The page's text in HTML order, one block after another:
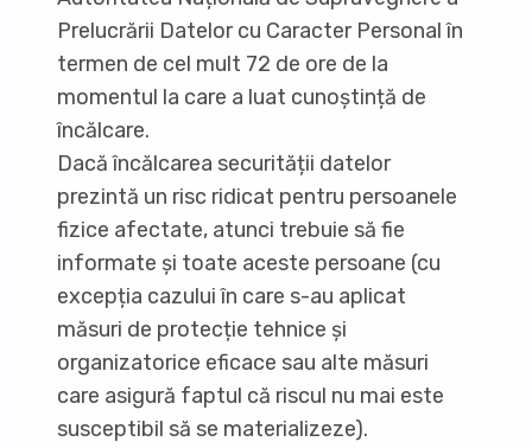
Prelucrării Datelor cu Caracter Personal în
termen de cel mult 72 de ore de la
momentul la care a luat cunoștință de
încălcare.
Dacă încălcarea securității datelor
prezintă un risc ridicat pentru persoanele
fizice afectate, atunci trebuie să fie
informate și toate aceste persoane (cu
excepția cazului în care s-au aplicat
măsuri de protecție tehnice și
organizatorice eficace sau alte măsuri
care asigură faptul că riscul nu mai este
susceptibil să se materializeze).